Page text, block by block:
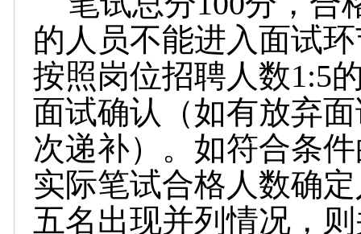
的人员不能进入面试
按照岗位招聘人数1:5
面试确认（如有放弃
次递补）。如符合条
实际笔试合格人数确
五名出现并列情况，